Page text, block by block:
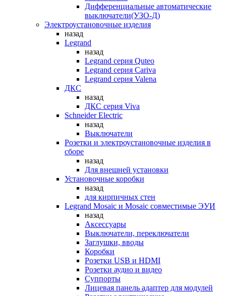
Дифференциальные автоматические
выключатели(УЗО-Д)
Электроустановочные изделия
назад
Legrand
назад
Legrand серия Quteo
Legrand серия Cariva
Legrand серия Valena
ДКС
назад
ДКС серия Viva
Schneider Electric
назад
Выключатели
Розетки и электроустановочные изделия в
сборе
назад
Для внешней установки
Установочные коробки
назад
для кирпичных стен
Legrand Mosaic и Mosaic совместимые ЭУИ
назад
Аксессуары
Выключатели, переключатели
Заглушки, вводы
Коробки
Розетки USB и HDMI
Розетки аудио и видео
Суппорты
Лицевая панель адаптер для модулей